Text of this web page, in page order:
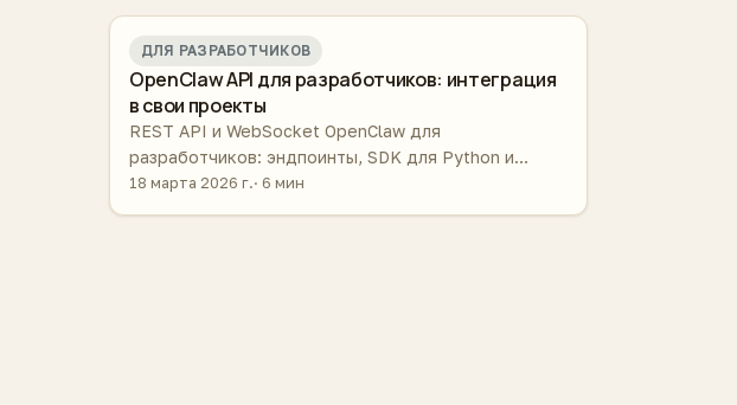
установке.
ДЛЯ РАЗРАБОТЧИКОВ
OpenClaw API для разработчиков: интеграция
в свои проекты
REST API и WebSocket OpenClaw для
разработчиков: эндпоинты, SDK для Python и
Node.js, аутентификация, лимиты и примеры
18 марта 2026 г. 6 мин